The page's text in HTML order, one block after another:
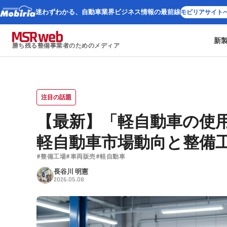
迷わずわかる、 自動車業界ビジネス情報の最前線モビリアサイト
勝ち残る整備事業者のためのメディア
新
注目の話題
【最新】「軽自動車の
軽自動車市場動向と整備
#整備工場#車両販売#軽自動車
長谷川 明憲
2026.05.08